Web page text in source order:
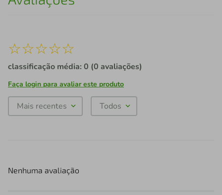
☆☆☆☆☆
classificação média: 0 (0 avaliações)
Faça login para avaliar este produto
Mais recentes Todos
Nenhuma avaliação